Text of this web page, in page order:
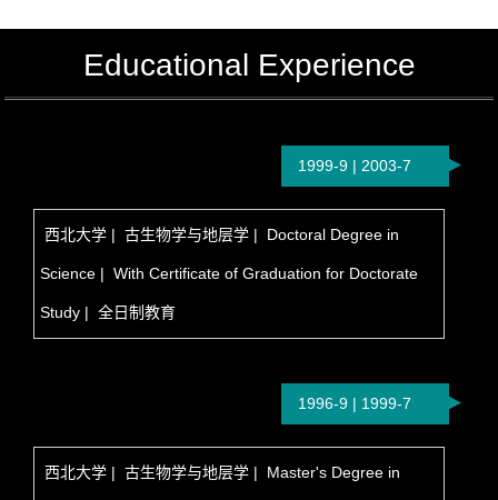
Educational Experience
1999-9 | 2003-7
西北大学 | 古生物学与地层学 | Doctoral Degree in
Science | With Certificate of Graduation for Doctorate
Study | 全日制教育
1996-9 | 1999-7
西北大学 | 古生物学与地层学 | Master's Degree in